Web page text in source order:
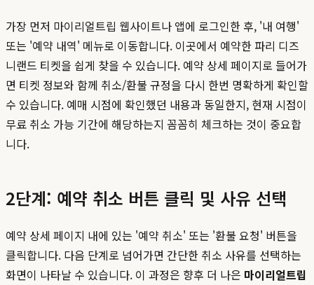
가장 먼저 마이리얼트립 웹사이트나 앱에 로그인한 후, '내 여행'
또는 '예약 내역' 메뉴로 이동합니다. 이곳에서 예약한 파리 디즈
니랜드 티켓을 쉽게 찾을 수 있습니다. 예약 상세 페이지로 들어가
면 티켓 정보와 함께 취소/환불 규정을 다시 한번 명확하게 확인할
수 있습니다. 예매 시점에 확인했던 내용과 동일한지, 현재 시점이
무료 취소 가능 기간에 해당하는지 꼼꼼히 체크하는 것이 중요합
니다.
2단계: 예약 취소 버튼 클릭 및 사유 선택
예약 상세 페이지 내에 있는 '예약 취소' 또는 '환불 요청' 버튼을
클릭합니다. 다음 단계로 넘어가면 간단한 취소 사유를 선택하는
화면이 나타날 수 있습니다. 이 과정은 향후 더 나은 마이리얼트립